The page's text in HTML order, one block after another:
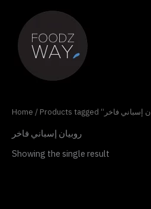
content
Home
روبيان إسباني فاخر
Showing the single result